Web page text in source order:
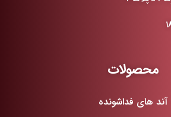
محصولات
آند های فداشونده